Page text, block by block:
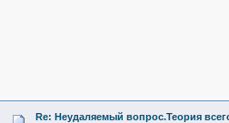
Re: Неудаляемый вопрос.Теория